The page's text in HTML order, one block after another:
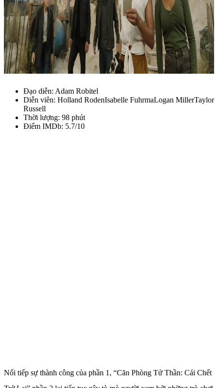
Đạo diễn: Adam Robitel
Diễn viên: Holland RodenIsabelle FuhrmaLogan MillerTaylor
Russell
Thời lượng: 98 phút
Điểm IMDb: 5.7/10
Nối tiếp sự thành công của phần 1, “Căn Phòng Tử Thần: Cái Chết